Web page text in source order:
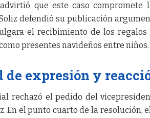
que este caso
defendió su publicación
el recibimiento de los
presentes navideños entre niños.
de expresión y
rechazó el pedido del
En el punto cuarto de la